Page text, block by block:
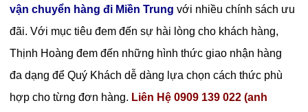
vận chuyển hàng đi Miền Trung với nhiều chính sách ưu
đãi. Với mục tiêu đem đến sự hài lòng cho khách hàng,
Thịnh Hoàng đem đến những hình thức giao nhận hàng
đa dạng để Quý Khách dễ dàng lựa chọn cách thức phù
hợp cho từng đơn hàng. Liên Hệ 0909 139 022 (anh